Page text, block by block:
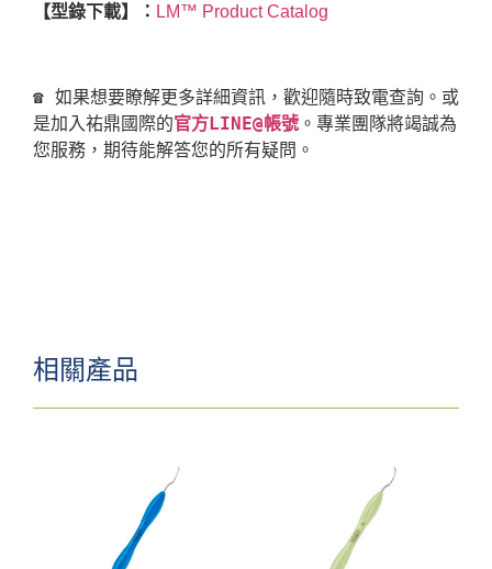
【型錄下載】： LM™ Product Catalog
☎ 如果想要瞭解更多詳細資訊，歡迎隨時致電查詢。或
是加入祐鼎國際的官方LINE@帳號 。專業團隊將竭誠為
相關產品